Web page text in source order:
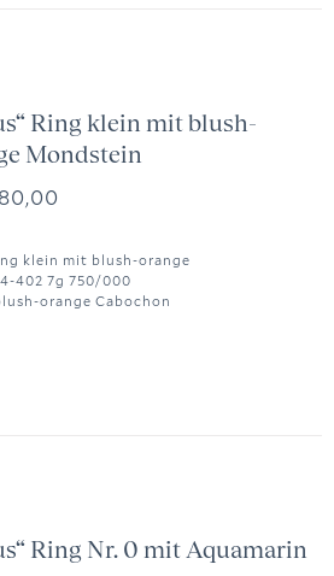
Ring klein mit blush-
Mondstein
klein mit blush-orange
402 7g 750/000
orange Cabochon
Ring Nr. 0 mit Aquamarin